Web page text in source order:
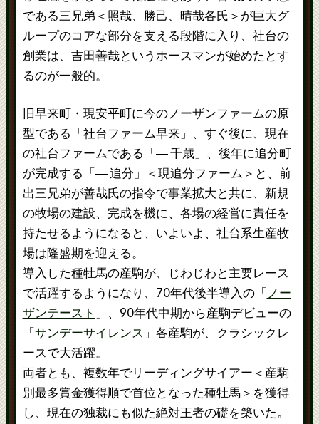
である三兄弟＜照哉、勝己、晴哉各氏＞が巨大グ
ループのコアな部分を支える段階に入り、社台の
創業は、吉田善哉というホースマンが始めたとす
るのが一般的。
旧早来町・現安平町に今のノーザンファームの原
型である「社台ファーム早来」、すぐ後に、現在
の社台ファームである「― 千歳」、後年に追分町
が完成する「― 追分」＜現追分ファーム＞と、前
出三兄弟が善哉氏の指令で事業拡大と共に、新規
の牧場の建設、完成を機に、各場の経営に責任を
持たせるようになると、いよいよ、社台系生産牧
場は隆盛期を迎える。
導入した種牡馬の産駒が、じわじわと主要レース
で活躍するようになり、70年代後半導入の「 ノー
ザンテースト 」、90年代中期から産駒デビューの
「サンデーサイレンス 」各産駒が、クラシックレ
ースで大活躍。
両者とも、複数年でリーディングサイアー＜産駒
別最多賞金獲得順で首位となった種牡馬＞を獲得
し、現在の独裁にも似た絶対王者の礎を築いた。